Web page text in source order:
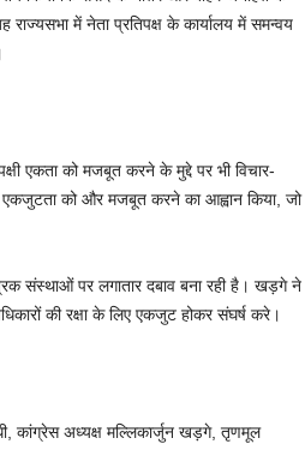
राज्यसभा में नेता प्रतिपक्ष के कार्यालय में समन्वय
एकता को मजबूत करने के मुद्दे पर भी विचार-
को और मजबूत करने का आह्वान किया, जो
संस्थाओं पर लगातार दबाव बना रही है। खड़गे ने
की रक्षा के लिए एकजुट होकर संघर्ष करे।
कांग्रेस अध्यक्ष मल्लिकार्जुन खड़गे, तृणमूल